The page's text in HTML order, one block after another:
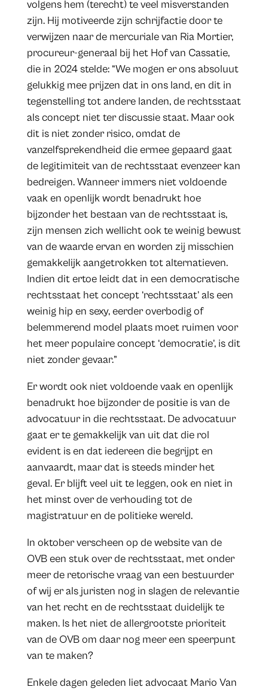
volgens hem (terecht) te veel misverstanden
zijn. Hij motiveerde zijn schrijfactie door te
verwijzen naar de mercuriale van Ria Mortier,
procureur-generaal bij het Hof van Cassatie,
die in 2024 stelde: “We mogen er ons absoluut
gelukkig mee prijzen dat in ons land, en dit in
tegenstelling tot andere landen, de rechtsstaat
als concept niet ter discussie staat. Maar ook
dit is niet zonder risico, omdat de
vanzelfsprekendheid die ermee gepaard gaat
de legitimiteit van de rechtsstaat evenzeer kan
bedreigen. Wanneer immers niet voldoende
vaak en openlijk wordt benadrukt hoe
bijzonder het bestaan van de rechtsstaat is,
zijn mensen zich wellicht ook te weinig bewust
van de waarde ervan en worden zij misschien
gemakkelijk aangetrokken tot alternatieven.
Indien dit ertoe leidt dat in een democratische
rechtsstaat het concept ‘rechtsstaat’ als een
weinig hip en sexy, eerder overbodig of
belemmerend model plaats moet ruimen voor
het meer populaire concept ‘democratie’, is dit
niet zonder gevaar.”
Er wordt ook niet voldoende vaak en openlijk
benadrukt hoe bijzonder de positie is van de
advocatuur in die rechtsstaat. De advocatuur
gaat er te gemakkelijk van uit dat die rol
evident is en dat iedereen die begrijpt en
aanvaardt, maar dat is steeds minder het
geval. Er blijft veel uit te leggen, ook en niet in
het minst over de verhouding tot de
magistratuur en de politieke wereld.
In oktober verscheen op de website van de
OVB een stuk over de rechtsstaat, met onder
meer de retorische vraag van een bestuurder
of wij er als juristen nog in slagen de relevantie
van het recht en de rechtsstaat duidelijk te
maken. Is het niet de allergrootste prioriteit
van de OVB om daar nog meer een speerpunt
van te maken?
Enkele dagen geleden liet advocaat Mario Van